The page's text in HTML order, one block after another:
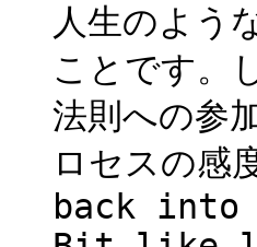
人生のよ
ことです。
法則への参
ロセスの感
back into